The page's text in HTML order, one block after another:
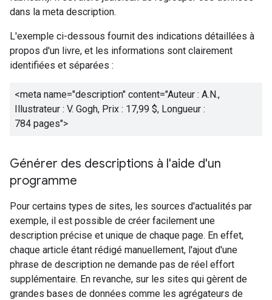
dans la meta description.
L'exemple ci-dessous fournit des indications détaillées à
propos d'un livre, et les informations sont clairement
identifiées et séparées :
<meta name="description" content="Auteur : A.N.,
Illustrateur : V. Gogh, Prix : 17,99 $, Longueur :
784 pages">
Générer des descriptions à l'aide d'un
programme
Pour certains types de sites, les sources d'actualités par
exemple, il est possible de créer facilement une
description précise et unique de chaque page. En effet,
chaque article étant rédigé manuellement, l'ajout d'une
phrase de description ne demande pas de réel effort
supplémentaire. En revanche, sur les sites qui gèrent de
grandes bases de données comme les agrégateurs de